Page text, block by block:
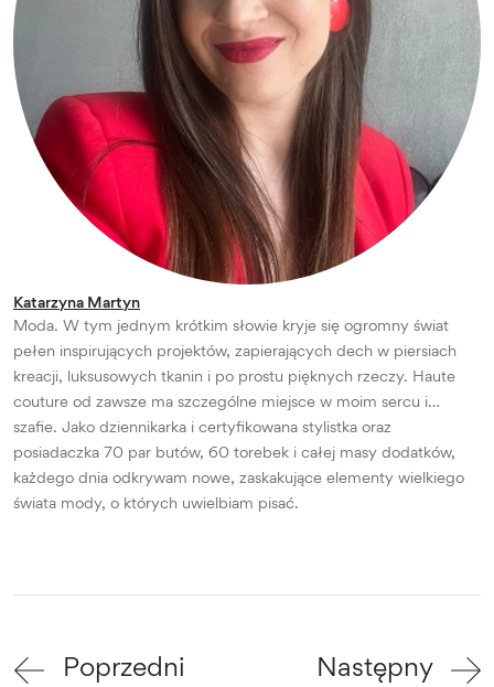
Katarzyna Martyn
Moda. W tym jednym krótkim słowie kryje się ogromny świat
pełen inspirujących projektów, zapierających dech w piersiach
kreacji, luksusowych tkanin i po prostu pięknych rzeczy. Haute
couture od zawsze ma szczególne miejsce w moim sercu i…
szafie. Jako dziennikarka i certyfikowana stylistka oraz
posiadaczka 70 par butów, 60 torebek i całej masy dodatków,
każdego dnia odkrywam nowe, zaskakujące elementy wielkiego
świata mody, o których uwielbiam pisać.
Poprzedni Następny